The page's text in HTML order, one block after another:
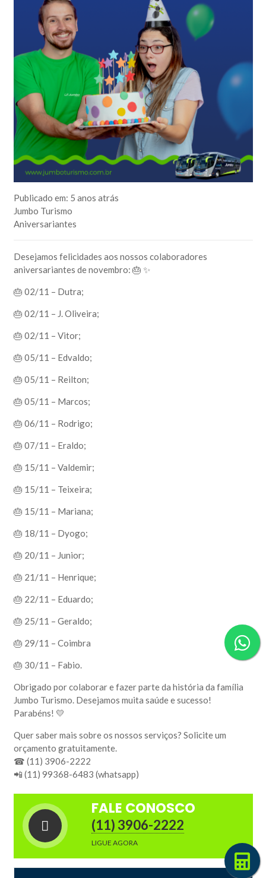
Publicado em: 5 anos atrás
Jumbo Turismo
Aniversariantes
Desejamos felicidades aos nossos colaboradores
aniversariantes de novembro: 🎂 ✨
🎂 02/11 – Dutra;
🎂 02/11 – J. Oliveira;
🎂 02/11 – Vitor;
🎂 05/11 – Edvaldo;
🎂 05/11 – Reilton;
🎂 05/11 – Marcos;
🎂 06/11 – Rodrigo;
🎂 07/11 – Eraldo;
🎂 15/11 – Valdemir;
🎂 15/11 – Teixeira;
🎂 15/11 – Mariana;
🎂 18/11 – Dyogo;
🎂 20/11 – Junior;
🎂 21/11 – Henrique;
🎂 22/11 – Eduardo;
🎂 25/11 – Geraldo;
🎂 29/11 – Coimbra
🎂 30/11 – Fabio.
Obrigado por colaborar e fazer parte da história da família
Jumbo Turismo. Desejamos muita saúde e sucesso!
Parabéns! 💛
Quer saber mais sobre os nossos serviços? Solicite um
orçamento gratuitamente.
☎ (11) 3906-2222
📲 (11) 99368-6483 (whatsapp)
FALE CONOSCO
(11) 3906-2222
LIGUE AGORA